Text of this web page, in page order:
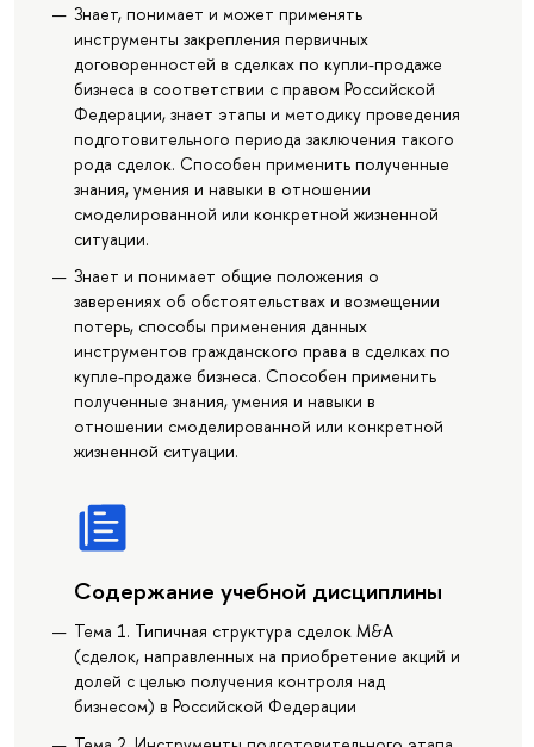
Знает, понимает и может применять
инструменты закрепления первичных
договоренностей в сделках по купли-продаже
бизнеса в соответствии с правом Российской
Федерации, знает этапы и методику проведения
подготовительного периода заключения такого
рода сделок. Способен применить полученные
знания, умения и навыки в отношении
смоделированной или конкретной жизненной
ситуации.
Знает и понимает общие положения о
заверениях об обстоятельствах и возмещении
потерь, способы применения данных
инструментов гражданского права в сделках по
купле-продаже бизнеса. Способен применить
полученные знания, умения и навыки в
отношении смоделированной или конкретной
жизненной ситуации.
Содержание учебной дисциплины
Тема 1. Типичная структура сделок M&A
(сделок, направленных на приобретение акций и
долей с целью получения контроля над
бизнесом) в Российской Федерации